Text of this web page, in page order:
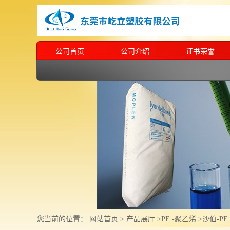
公司首页 公司介绍 证书荣誉
您当前的位置： 网站首页 > 产品展厅 >PE -聚乙烯 >沙伯-PE